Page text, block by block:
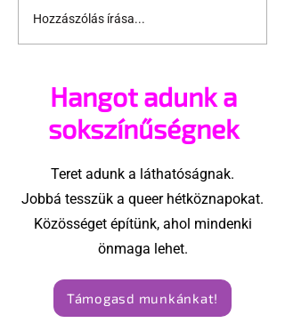
Jonathan Bailey új
szerepben tér vissza
Hozzászólás írása...
Hangot adunk a
sokszínűségnek
Teret adunk a láthatóságnak.
Jobbá tesszük a queer hétköznapokat.
Közösséget építünk, ahol mindenki
önmaga lehet.
Támogasd munkánkat!